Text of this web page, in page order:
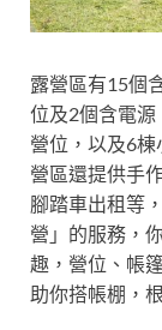
露營區有15個
位及2個含電
營位，以及6
營區還提供手
腳踏車出租等
營」的服務，
趣，營位、帳
助你搭帳棚，